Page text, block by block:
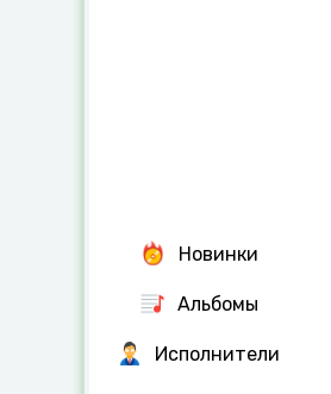
Новинки
Альбомы
Исполнители